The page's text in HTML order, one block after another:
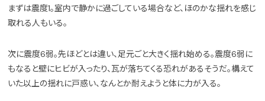
まずは震度1。室内で静かに過ごしている場合など、ほのかな揺れを感じ
取れる人もいる。
次に震度6弱。先ほどとは違い、足元ごと大きく揺れ始める。震度6弱に
もなると壁にヒビが入ったり、瓦が落ちてくる恐れがあるそうだ。構えて
いた以上の揺れに戸惑い、なんとか耐えようと体に力が入る。